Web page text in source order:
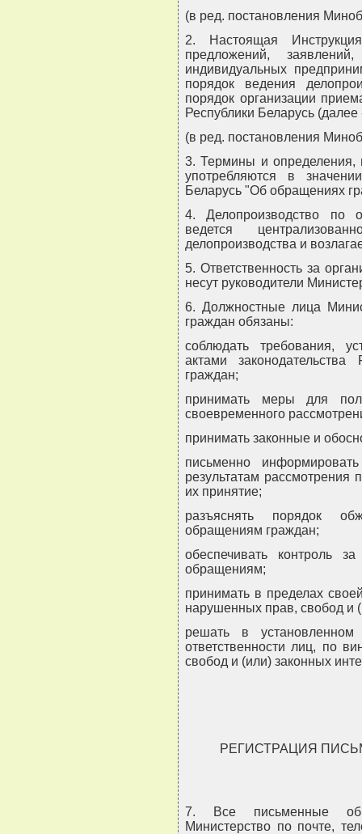
(в ред. постановления
2. Настоящая
предложений,
индивидуальных
порядок ведения
порядок организации
Республики Беларусь
(в ред. постановления
3. Термины и определения,
употребляются в
Беларусь "Об обращениях
4. Делопроизводство по
ведется
делопроизводства и
5. Ответственность за
несут руководители
6. Должностные лица
граждан обязаны:
соблюдать требования,
актами
граждан;
принимать меры для
своевременного
принимать законные и
письменно
результатам рассмотрения
их принятие;
разъяснять порядок
обращениям граждан;
обеспечивать контроль
обращениям;
принимать в пределах
нарушенных прав, свобод и
решать в
ответственности лиц, по
свобод и (или) законных
РЕГИСТРАЦИЯ
7. Все письменные
Министерство по почте,